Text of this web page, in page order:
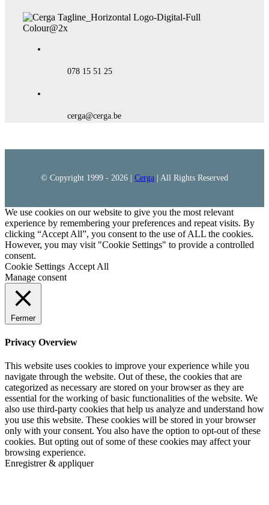
078 15 51 25
cerga@cerga.be
© Copyright 1999 - 2026 | Cerga | All Rights Reserved
We use cookies on our website to give you the most relevant
experience by remembering your preferences and repeat visits. By
clicking “Accept All”, you consent to the use of ALL the cookies.
However, you may visit "Cookie Settings" to provide a controlled
consent.
Cookie Settings Accept All
Manage consent
Fermer
Privacy Overview
This website uses cookies to improve your experience while you
navigate through the website. Out of these, the cookies that are
categorized as necessary are stored on your browser as they are
essential for the working of basic functionalities of the website. We
also use third-party cookies that help us analyze and understand how
you use this website. These cookies will be stored in your browser
only with your consent. You also have the option to opt-out of these
cookies. But opting out of some of these cookies may affect your
browsing experience.
Enregistrer & appliquer